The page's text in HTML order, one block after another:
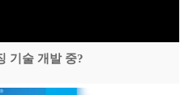
기술 개발 중?